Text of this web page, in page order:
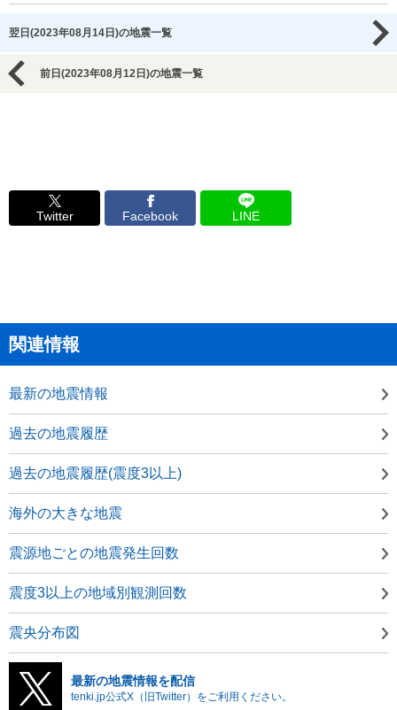
翌日(2023年08月14日)の地震一覧
前日(2023年08月12日)の地震一覧
Twitter Facebook LINE
関連情報
最新の地震情報
過去の地震履歴
過去の地震履歴(震度3以上)
海外の大きな地震
震源地ごとの地震発生回数
震度3以上の地域別観測回数
震央分布図
最新の地震情報を配信
tenki.jp公式X（旧Twitter）をご利用ください。